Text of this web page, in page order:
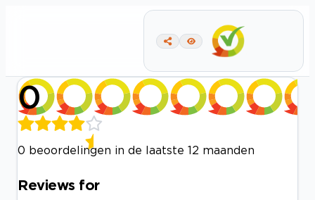
0
0 beoordelingen in de laatste 12 maanden
Reviews for